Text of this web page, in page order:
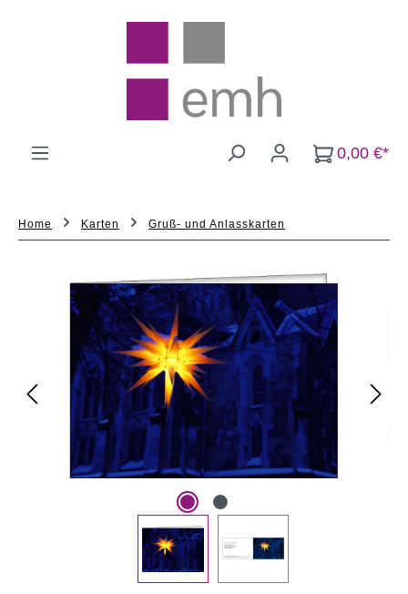
Zum Hauptinhalt springen
0,00 €*
Home Karten Gruß- und Anlasskarten
Bildergalerie überspringen